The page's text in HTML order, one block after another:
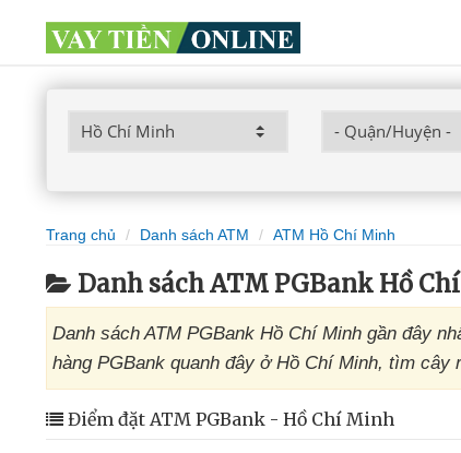
Trang chủ Danh sách ATM ATM Hồ Chí Minh
Danh sách ATM PGBank Hồ
Danh sách ATM PGBank Hồ Chí Minh gần đây
hàng PGBank quanh đây ở Hồ Chí Minh, tìm cây
Điểm đặt ATM PGBank - Hồ Chí Minh